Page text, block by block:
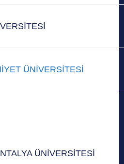
ÜNİVERSİTESİ
ÜNİVERSİTESİ